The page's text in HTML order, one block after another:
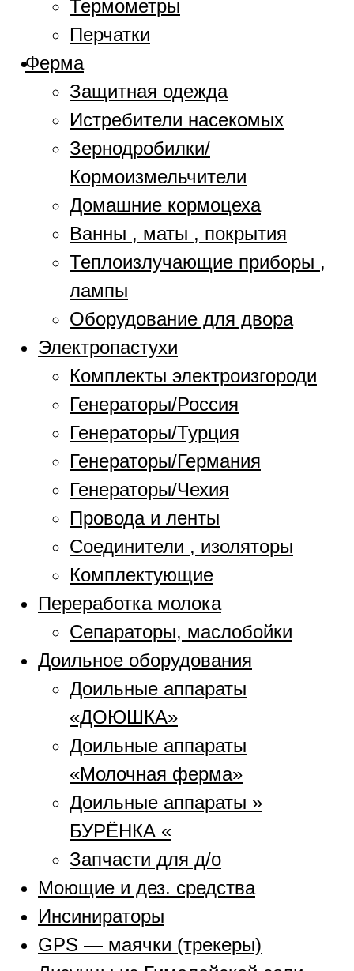
Термометры
Перчатки
Ферма
Защитная одежда
Истребители насекомых
Зернодробилки/
Кормоизмельчители
Домашние кормоцеха
Ванны , маты , покрытия
Теплоизлучающие приборы ,
лампы
Оборудование для двора
Электропастухи
Комплекты электроизгороди
Генераторы/Россия
Генераторы/Турция
Генераторы/Германия
Генераторы/Чехия
Провода и ленты
Соединители , изоляторы
Комплектующие
Переработка молока
Сепараторы, маслобойки
Доильное оборудования
Доильные аппараты
«ДОЮШКА»
Доильные аппараты
«Молочная ферма»
Доильные аппараты »
БУРЁНКА «
Запчасти для д/о
Моющие и дез. средства
Инсинираторы
GPS — маячки (трекеры)